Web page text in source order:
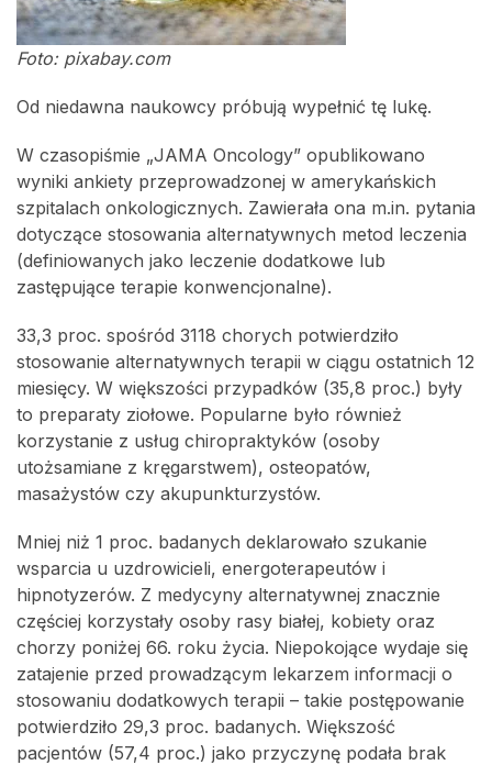
Foto: pixabay.com
Od niedawna naukowcy próbują wypełnić tę lukę.
W czasopiśmie „JAMA Oncology” opublikowano
wyniki ankiety przeprowadzonej w amerykańskich
szpitalach onkologicznych. Zawierała ona m.in. pytania
dotyczące stosowania alternatywnych metod leczenia
(definiowanych jako leczenie dodatkowe lub
zastępujące terapie konwencjonalne).
33,3 proc. spośród 3118 chorych potwierdziło
stosowanie alternatywnych terapii w ciągu ostatnich 12
miesięcy. W większości przypadków (35,8 proc.) były
to preparaty ziołowe. Popularne było również
korzystanie z usług chiropraktyków (osoby
utożsamiane z kręgarstwem), osteopatów,
masażystów czy akupunkturzystów.
Mniej niż 1 proc. badanych deklarowało szukanie
wsparcia u uzdrowicieli, energoterapeutów i
hipnotyzerów. Z medycyny alternatywnej znacznie
częściej korzystały osoby rasy białej, kobiety oraz
chorzy poniżej 66. roku życia. Niepokojące wydaje się
zatajenie przed prowadzącym lekarzem informacji o
stosowaniu dodatkowych terapii – takie postępowanie
potwierdziło 29,3 proc. badanych. Większość
pacjentów (57,4 proc.) jako przyczynę podała brak